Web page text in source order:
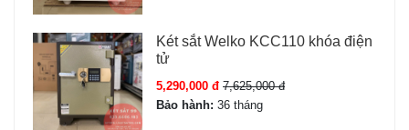
Két sắt Welko KCC110 khóa điện
tử
5,290,000 đ 7,625,000 đ
Bảo hành: 36 tháng